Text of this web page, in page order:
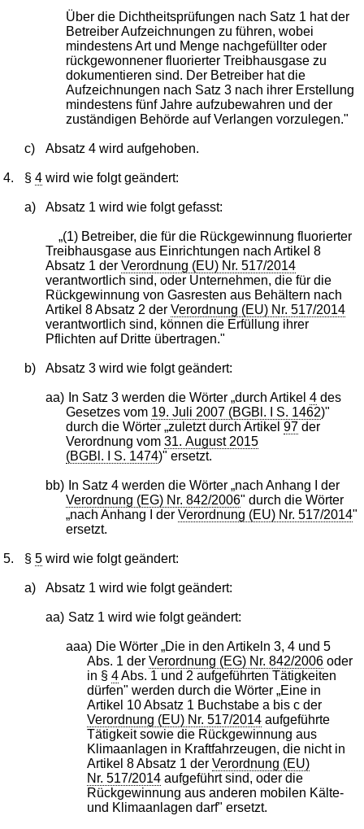
Über die Dichtheitsprüfungen nach Satz 1 hat der
Betreiber Aufzeichnungen zu führen, wobei
mindestens Art und Menge nachgefüllter oder
rückgewonnener fluorierter Treibhausgase zu
dokumentieren sind. Der Betreiber hat die
Aufzeichnungen nach Satz 3 nach ihrer Erstellung
mindestens fünf Jahre aufzubewahren und der
zuständigen Behörde auf Verlangen vorzulegen."
c) Absatz 4 wird aufgehoben.
4. §4 wird wie folgt geändert:
a) Absatz 1 wird wie folgt gefasst:
„(1) Betreiber, die für die Rückgewinnung fluorierter
Treibhausgase aus Einrichtungen nach Artikel 8
Absatz 1 der Verordnung (EU) Nr. 517/2014
verantwortlich sind, oder Unternehmen, die für die
Rückgewinnung von Gasresten aus Behältern nach
Artikel 8 Absatz 2 der Verordnung (EU) Nr. 517/2014
verantwortlich sind, können die Erfüllung ihrer
Pflichten auf Dritte übertragen."
b) Absatz 3 wird wie folgt geändert:
aa) In Satz 3 werden die Wörter „durch Artikel 4des
Gesetzes vom 19. Juli 2007 (BGBl. I S. 1462)"
durch die Wörter „zuletzt durch Artikel97 der
Verordnung vom31. August 2015
(BGBl. I S. 1474)" ersetzt.
bb)
In Satz 4 werden die Wörter „nach Anhang I der
Verordnung (EG) Nr. 842/2006" durch die Wörter
„nach Anhang I derVerordnung (EU) Nr. 517/2014"
ersetzt.
5. §5 wird wie folgt geändert:
a) Absatz 1 wird wie folgt geändert:
aa) Satz 1 wird wie folgt geändert:
aaa) Die Wörter „Die in den Artikeln 3, 4 und 5
Abs. 1 der Verordnung (EG) Nr. 842/2006oder
in § 4Abs. 1 und 2 aufgeführten Tätigkeiten
dürfen" werden durch die Wörter „Eine in
Artikel 10 Absatz 1 Buchstabe a bis c der
Verordnung (EU) Nr. 517/2014aufgeführte
Tätigkeit sowie die Rückgewinnung aus
Klimaanlagen in Kraftfahrzeugen, die nicht in
Artikel 8 Absatz 1 der Verordnung (EU)
Nr. 517/2014aufgeführt sind, oder die
Rückgewinnung aus anderen mobilen Kälte-
und Klimaanlagen darf" ersetzt.